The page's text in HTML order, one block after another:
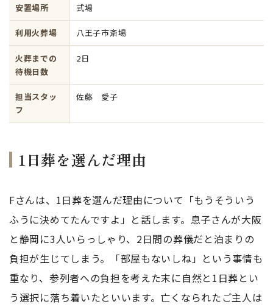
安置場所 式場
利用火葬場 八王子市斎場
火葬までの
待機日数
2日
担当スタッ
フ
佐藤 愛子
1日葬を選んだ理由
Fさんは、1日葬を選んだ理由について「もうそういう
ふうに決めてたんですよ」と話します。息子さんが大阪
と静岡に3人いらっしゃり、2日間の葬儀だと泊まりの
負担が生じてしまう。「部屋もないしね」という事情も
重なり、参列者への負担を考えた末に自然と1日葬とい
う選択に落ち着いたといいます。亡くなられたご主人は